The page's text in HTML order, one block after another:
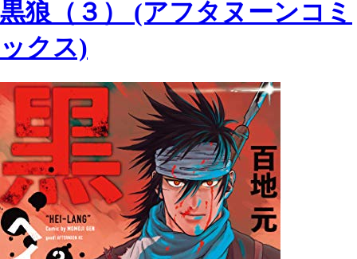
黒狼（３） (アフタヌーンコミ
ックス)